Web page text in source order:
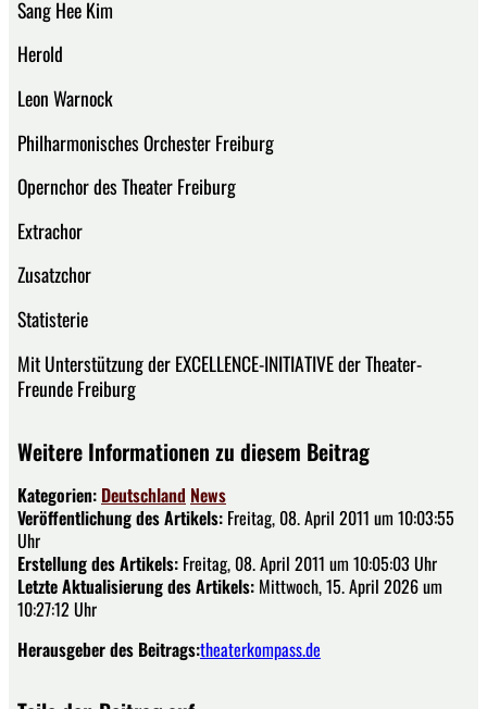
Sang Hee Kim
Herold
Leon Warnock
Philharmonisches Orchester Freiburg
Opernchor des Theater Freiburg
Extrachor
Zusatzchor
Statisterie
Mit Unterstützung der EXCELLENCE-INITIATIVE der Theater-
Freunde Freiburg
Weitere Informationen zu diesem Beitrag
Kategorien: Deutschland News
Veröffentlichung des Artikels: Freitag, 08. April 2011 um 10:03:55
Uhr
Erstellung des Artikels: Freitag, 08. April 2011 um 10:05:03 Uhr
Letzte Aktualisierung des Artikels: Mittwoch, 15. April 2026 um
10:27:12 Uhr
Herausgeber des Beitrags:theaterkompass.de